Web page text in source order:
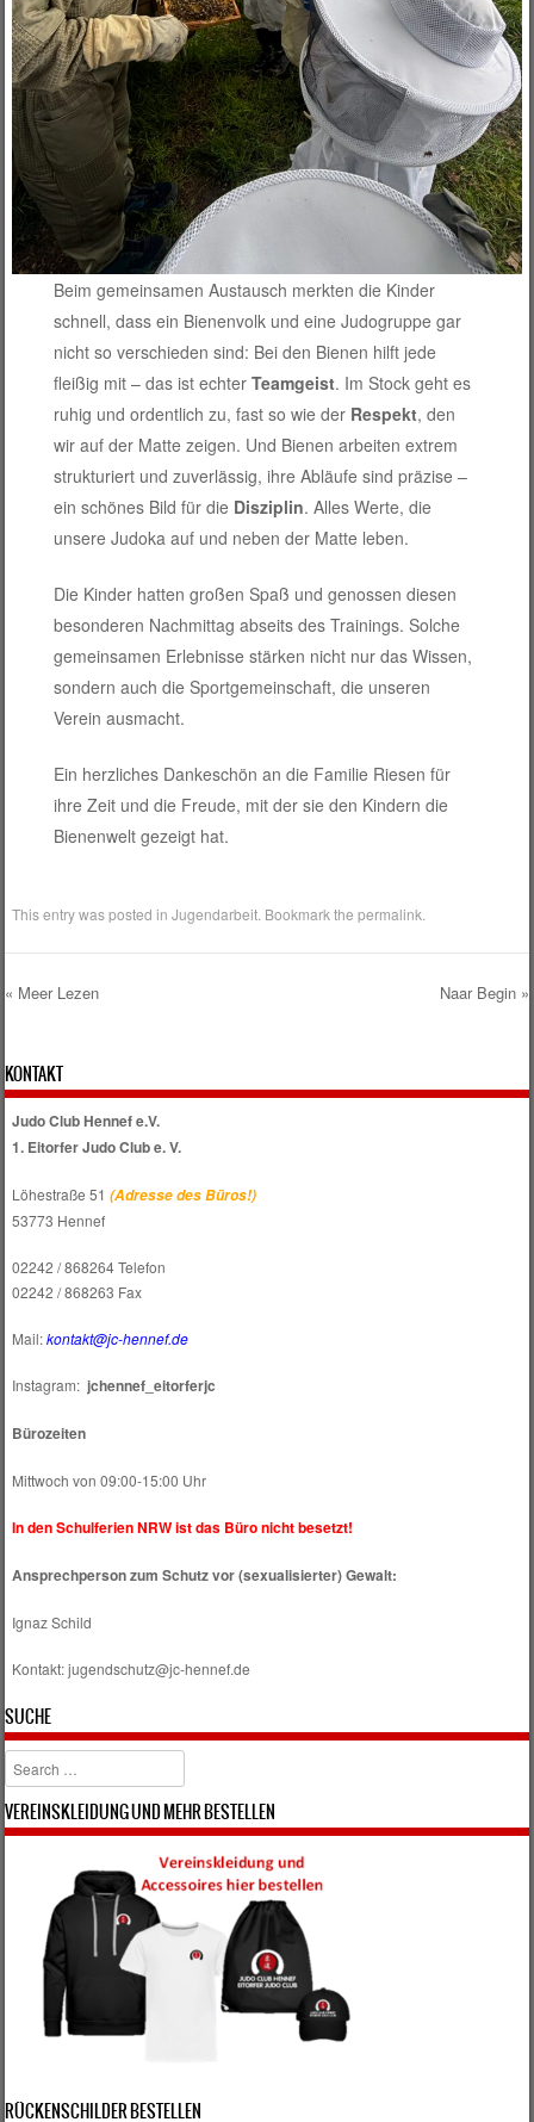
Beim gemeinsamen Austausch merkten die Kinder
schnell, dass ein Bienenvolk und eine Judogruppe gar
nicht so verschieden sind: Bei den Bienen hilft jede
fleißig mit – das ist echter Teamgeist. Im Stock geht es
ruhig und ordentlich zu, fast so wie der Respekt, den
wir auf der Matte zeigen. Und Bienen arbeiten extrem
strukturiert und zuverlässig, ihre Abläufe sind präzise –
ein schönes Bild für die Disziplin. Alles Werte, die
unsere Judoka auf und neben der Matte leben.
Die Kinder hatten großen Spaß und genossen diesen
besonderen Nachmittag abseits des Trainings. Solche
gemeinsamen Erlebnisse stärken nicht nur das Wissen,
sondern auch die Sportgemeinschaft, die unseren
Verein ausmacht.
Ein herzliches Dankeschön an die Familie Riesen für
ihre Zeit und die Freude, mit der sie den Kindern die
Bienenwelt gezeigt hat.
This entry was posted inJugendarbeit . Bookmark thepermalink
KONTAKT
Judo Club Hennef e.V.
1. Eitorfer Judo Club e. V.
Löhestraße 51 (Adresse des Büros!)
53773 Hennef
02242 / 868264 Telefon
02242 / 868263 Fax
Mail:kontakt@jc-hennef.de
Instagram: jchennef_eitorferjc
Bürozeiten
Mittwoch von 09:00-15:00 Uhr
In den Schulferien NRW ist das Büro nicht besetzt!
Ansprechperson zum Schutz vor (sexualisierter) Gewalt:
Ignaz Schild
Kontakt: jugendschutz@jc-hennef.de
SUCHE
Search
VEREINSKLEIDUNG UND MEHR BESTELLEN
RÜCKENSCHILDER BESTELLEN